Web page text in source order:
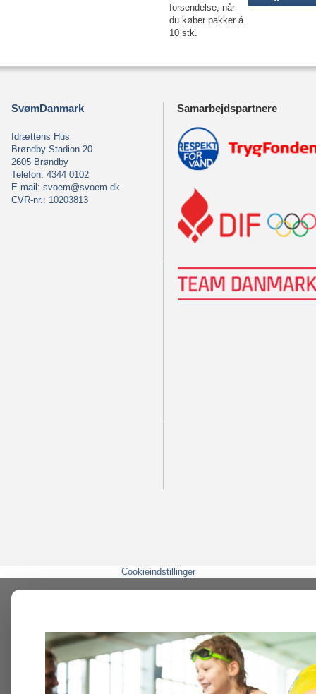
forsendelse, når
du køber pakker á
10 stk.
SvømDanmark
Idrættens Hus
Brøndby Stadion 20
2605 Brøndby
Telefon: 4344 0102
E-mail: svoem@svoem.dk
CVR-nr.: 10203813
Samarbejdspartnere
Cookieindstillinger